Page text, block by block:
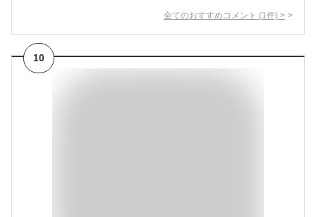
全てのおすすめコメント (1 件) >
10